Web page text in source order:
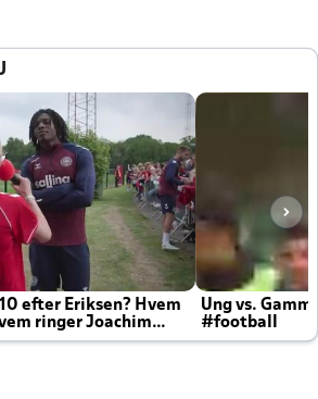
efter Eriksen? Hvem
ringer Joachim
Ung vs.
#football